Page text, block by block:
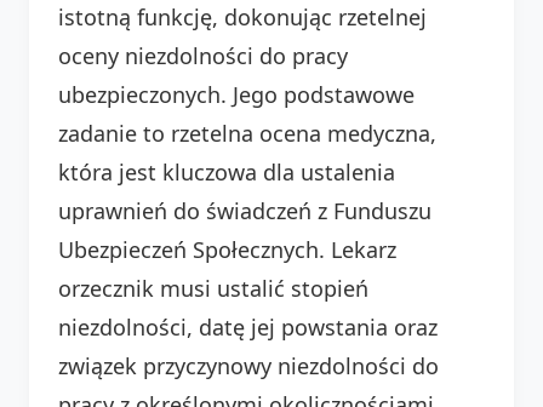
istotną funkcję, dokonując rzetelnej
oceny niezdolności do pracy
ubezpieczonych. Jego podstawowe
zadanie to rzetelna ocena medyczna,
która jest kluczowa dla ustalenia
uprawnień do świadczeń z Funduszu
Ubezpieczeń Społecznych. Lekarz
orzecznik musi ustalić stopień
niezdolności, datę jej powstania oraz
związek przyczynowy niezdolności do